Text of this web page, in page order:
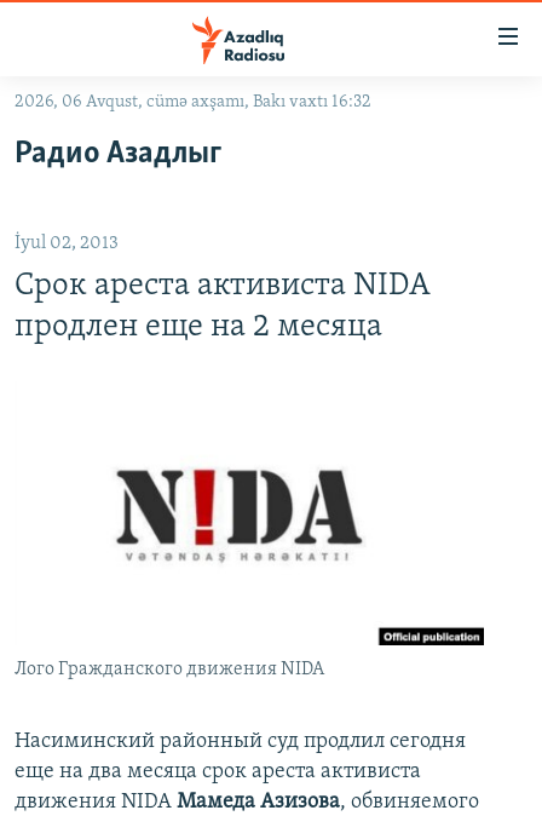
Əsas
qayıt
qayıt
Axtarışa
#İZAHLA
#ƏSLINDƏ
FƏRQƏ BAX
QANUNI DOĞRU
FOTOQALEREYA
İNFOQRAFIKA
RADIO ARXIV
AZƏRBAYCAN ƏDƏBIYYATI KITABXANASI
HAQQIMIZDA
BIZIMLƏ ƏLAQƏ
XƏBƏR BÜLLETENLƏRIMIZ
2026, 06 Avqust, cümə axşamı, Bakı vaxtı 16:32
Радио Азадлыг
İyul 02, 2013
Срок ареста активиста NIDA
продлен еще на 2 месяца
Лого Гражданского движения NIDA
Насиминский районный суд продлил сегодня
еще на два месяца срок ареста активиста
движения NIDA Мамеда Азизова, обвиняемого